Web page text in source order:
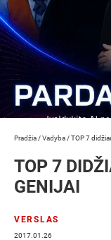
Pradžia /Vadyba /TOP 7
TOP 7
GENIJAI
VERSLAS
2017.01.26